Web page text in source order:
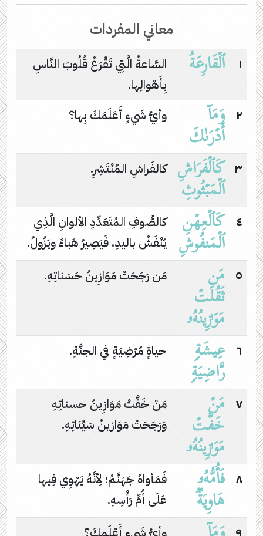
معاني المفردات
١ ٱلۡقَارِعَةُ
السَّاعةُ الَّتِي تَقْرَعُ قُلُوبَ النَّاسِ
بِأَهْوالِها.
٢
وَمَاۤ
أَدۡرَىٰكَ
وأيُّ شَيءٍ أَعَلَمَكَ بِها؟
٣ كَٱلۡفَرَاشِ
ٱلۡمَبۡثُوثِ
كالفَراشِ المُنْتَشِرِ.
٤ كَٱلۡعِهۡنِ
ٱلۡمَنفُوشِ
كالصُّوفِ المُتَعَدِّدِ الألوانِ الَّذِي
يُنْفَشُ باليدِ، فَيَصِيرُ هَباءً ويَزُولُ.
٥
مَن
ثَقُلَتۡ
مَوَ ٰ⁠زِینُهُۥ
مَن رَجَحَتْ مَوَازِينُ حَسَناتِهِ.
٦ عِیشَةࣲ
رَّاضِیَةࣲ
حياةٍ مُرْضِيَةٍ في الجنَّةِ.
٧ مَنۡ
خَفَّتۡ
مَوَ ٰ⁠زِینُهُۥ
مَنْ خَفَّتْ مَوَازِينُ حسناتِهِ
وَرَجَحَتْ مَوَازينُ سَيِّئاتِهِ.
٨ فَأُمُّهُۥ
هَاوِیَةࣱ
فَمَأواهُ جَهَنَّمُ؛ لِأنَّهُ يَهْوِي فِيها
عَلَى أُمِّ رَأْسِهِ.
٩
وأيُّ شَيءٍ أَعْلَمكَ؟